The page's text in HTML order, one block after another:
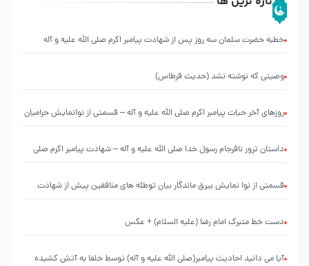
خطبه حضرت سلمان سه روز پس از شهادت پیامبر اکرم صلی الله علیه و آله
وصیتی که نوشته نشد (حدیث قرطاس)
روزهای آخر حیات پیامبر اکرم صلی الله علیه و آله – قسمتی از نوانمایش حرامیان
‌‌‌‌‌‌‌داستان ترور نافرجام رسول خدا صلی الله علیه و آله – شهادت پیامبر اکرم صلی
قسمتی از نوا نمایش بیرق ماندگار بیان توطئه های منافقین پیش از شهادت
دست خط متبرک امام رضا (علیه السلام) + عکس
آیا می دانید احادیث پیامبر(صلی الله علیه و آله) توسط خلفا به آتش کشیده